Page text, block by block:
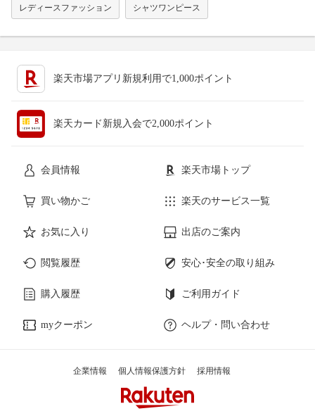
レディースファッション シャツワンピース
楽天市場アプリ新規利用で1,000ポイント
楽天カード新規入会で2,000ポイント
会員情報 楽天市場トップ
買い物かご 楽天のサービス一覧
お気に入り 出店のご案内
閲覧履歴 安心･安全の取り組み
購入履歴 ご利用ガイド
myクーポン ヘルプ・問い合わせ
企業情報 個人情報保護方針 採用情報